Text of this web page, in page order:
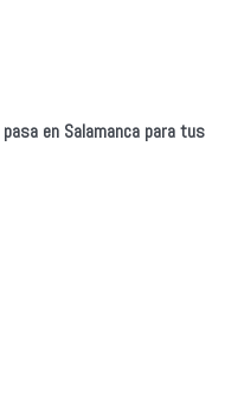
en Salamanca para tus